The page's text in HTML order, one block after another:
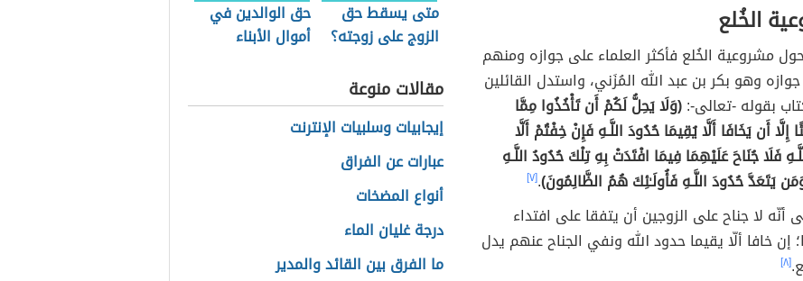
الخُلع
مشروعية الخُلع فأكثر العلماء على جوازه ومنهم
وهو بكر بن عبد الله المُزَني، واستدل القائلين
بقوله -تعالى-:(وَلَا يَحِلُّ لَكُمْ أَن تَأْخُذُوا مِمَّا
أَن يَخَافَا أَلَّا يُقِيمَا حُدُودَ اللَّـهِ فَإِنْ خِفْتُمْ أَلَّا
فَلَا جُنَاحَ عَلَيْهِمَا فِيمَا افْتَدَتْ بِهِ تِلْكَ حُدُودُ اللَّـهِ
يَتَعَدَّ حُدُودَ اللَّـهِ فَأُولَـٰئِكَ هُمُ الظَّالِمُونَ).[٧]
أنّه لا جناح على الزوجين أن يتفقا على افتداء
إن خافا ألّا يقيما حدود الله ونفي الجناح عنهم يدل
[٨]
متى يسقط حق
الزوج على زوجته؟
حق الوالدين في
أموال الأبناء
مقالات منوعة
إيجابيات وسلبيات الإنترنت
عبارات عن الفراق
أنواع المضخات
درجة غليان الماء
ما الفرق بين القائد والمدير